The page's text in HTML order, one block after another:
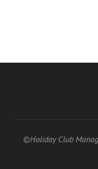
©Holiday Club